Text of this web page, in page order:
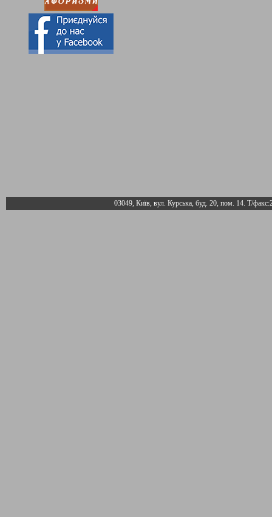
03049, Київ, вул. Курська, буд. 20, пом. 14. Т/